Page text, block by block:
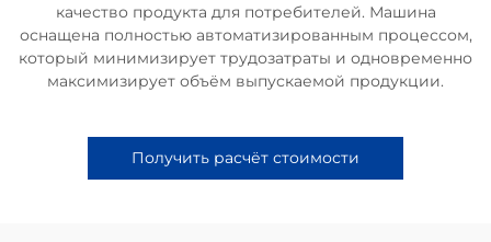
качество продукта для потребителей. Машина
оснащена полностью автоматизированным процессом,
который минимизирует трудозатраты и одновременно
максимизирует объём выпускаемой продукции.
Получить расчёт стоимости